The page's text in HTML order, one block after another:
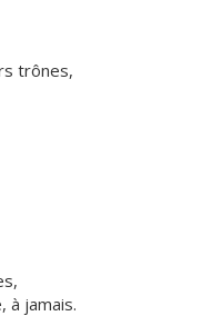
trônes,
à jamais.